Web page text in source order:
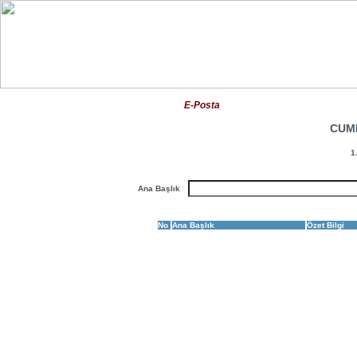
E-Posta
Ana Başlık
No Ana Başlık Özet Bilgi